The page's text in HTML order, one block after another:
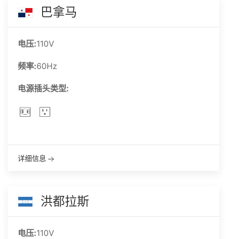
巴拿马
电压:110V
频率:60Hz
电源插头类型:
详细信息
洪都拉斯
电压:110V